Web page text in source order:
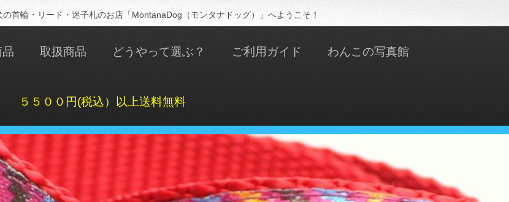
首輪・リード・迷子札のお店「MontanaDog（モンタナドッグ）」へようこそ！
品 取扱商品 どうやって選ぶ？ ご利用ガイド わんこの写真館
５５００円(税込）以上送料無料